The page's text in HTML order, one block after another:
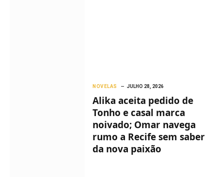
NOVELAS JULHO 28, 2026
Alika aceita pedido de
Tonho e casal marca
noivado; Omar navega
rumo a Recife sem saber
da nova paixão